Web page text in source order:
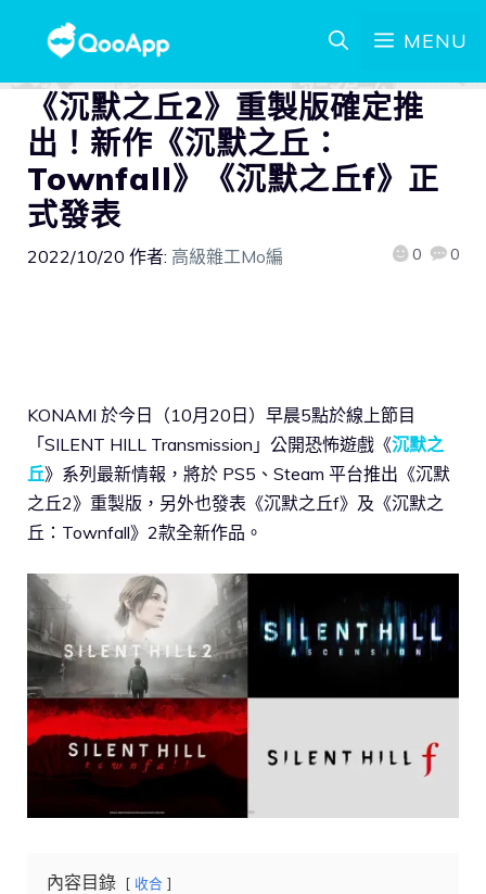
MENU
《沉默之丘2》重製版確定推
出！新作《沉默之丘：
Townfall》《沉默之丘f》正
式發表
2022/10/20 作者: 高級雜工Mo編 0 0
KONAMI 於今日（10月20日）早晨5點於線上節目
「SILENT HILL Transmission」公開恐怖遊戲《沉默之
丘》系列最新情報，將於 PS5、Steam 平台推出《沉默
之丘2》重製版，另外也發表《沉默之丘f》及《沉默之
丘：Townfall》2款全新作品。
內容目錄 收合